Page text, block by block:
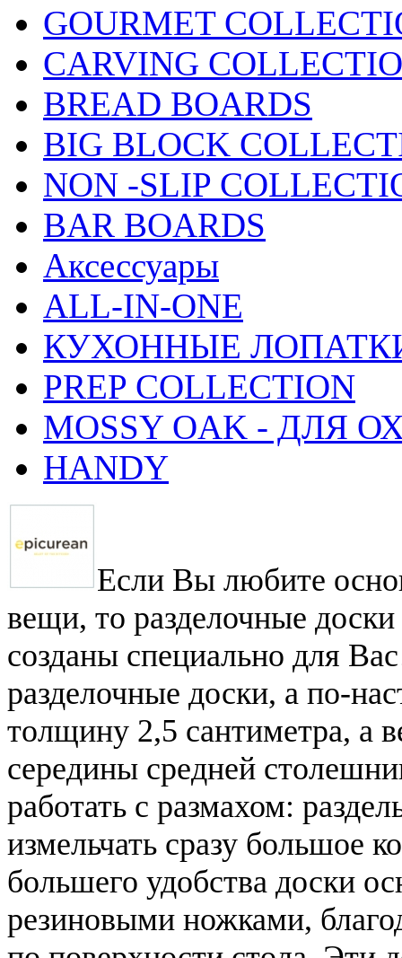
GOURMET
CARVING
BREAD BOARDS
BIG BLOCK
NON -SLIP
BAR BOARDS
Аксессуары
ALL-IN-ONE
КУХОННЫЕ ЛОПАТКИ
PREP COLLECTION
MOSSY OAK - ДЛЯ
HANDY
Если Вы любите
вещи, то разделочные
созданы специально для
разделочные доски, а по-
толщину 2,5 сантиметра, а
середины средней
работать с размахом:
измельчать сразу большое
большего удобства доски
резиновыми ножками,